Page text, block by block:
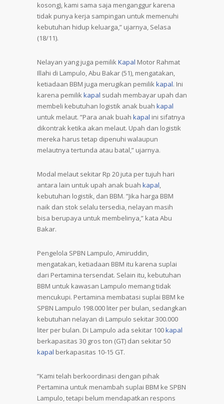
kosong), kami sama saja menganggur karena
tidak punya kerja sampingan untuk memenuhi
kebutuhan hidup keluarga,” ujarnya, Selasa
(18/11).
Nelayan yang juga pemilikKapal Motor Rahmat
Illahi di Lampulo, Abu Bakar (51), mengatakan,
ketiadaan BBM juga merugikan pemilikkapal. Ini
karena pemilikkapal sudah membayar upah dan
membeli kebutuhan logistik anak buah kapal
untuk melaut. ”Para anak buah kapal ini sifatnya
dikontrak ketika akan melaut. Upah dan logistik
mereka harus tetap dipenuhi walaupun
melautnya tertunda atau batal,” ujarnya.
Modal melaut sekitar Rp 20 juta per tujuh hari
antara lain untuk upah anak buah kapal,
kebutuhan logistik, dan BBM. ”Jika harga BBM
naik dan stok selalu tersedia, nelayan masih
bisa berupaya untuk membelinya,” kata Abu
Bakar.
Pengelola SPBN Lampulo, Amiruddin,
mengatakan, ketiadaan BBM itu karena suplai
dari Pertamina tersendat. Selain itu, kebutuhan
BBM untuk kawasan Lampulo memang tidak
mencukupi. Pertamina membatasi suplai BBM ke
SPBN Lampulo 198.000 liter per bulan, sedangkan
kebutuhan nelayan di Lampulo sekitar 300.000
liter per bulan. Di Lampulo ada sekitar 100kapal
berkapasitas 30 gros ton (GT) dan sekitar 50
kapal berkapasitas 10-15 GT.
”Kami telah berkoordinasi dengan pihak
Pertamina untuk menambah suplai BBM ke SPBN
Lampulo, tetapi belum mendapatkan respons